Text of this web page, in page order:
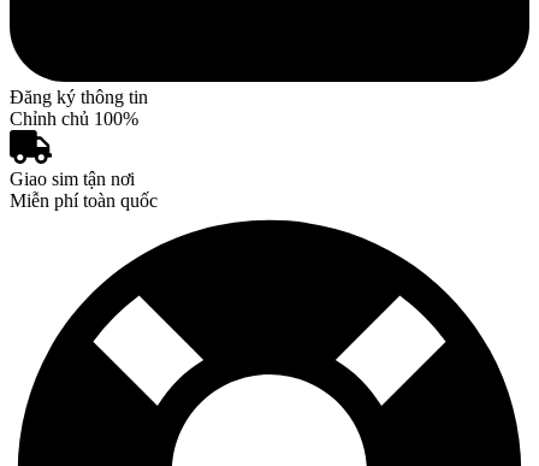
Đăng ký thông tin
Chỉnh chủ 100%
Giao sim tận nơi
Miễn phí toàn quốc